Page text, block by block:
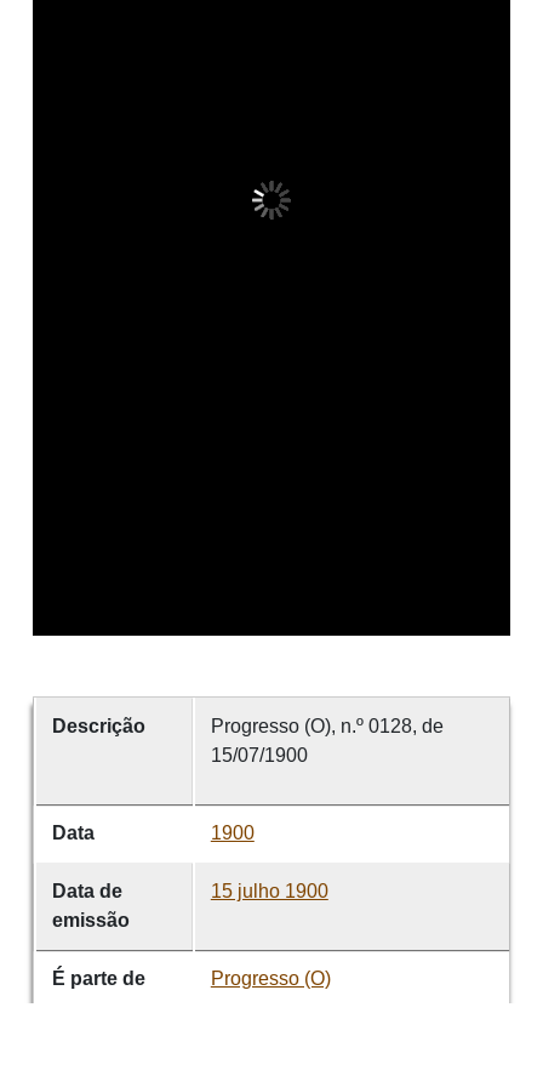
Descrição
Progresso (O), n.º 0128, de
15/07/1900
Data 1900
Data de
emissão
15 julho 1900
É parte de Progresso (O)